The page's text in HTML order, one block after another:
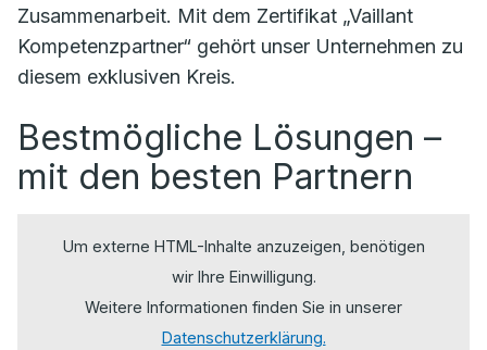
Zusammenarbeit. Mit dem Zertifikat „Vaillant
Kompetenzpartner“ gehört unser Unternehmen zu
diesem exklusiven Kreis.
Bestmögliche Lösungen –
mit den besten Partnern
Um externe HTML-Inhalte anzuzeigen, benötigen
wir Ihre Einwilligung.
Weitere Informationen finden Sie in unserer
Datenschutzerklärung.